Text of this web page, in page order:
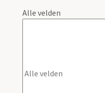
Alle velden